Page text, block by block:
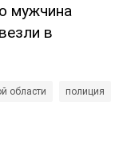
мужчина
в
области полиция